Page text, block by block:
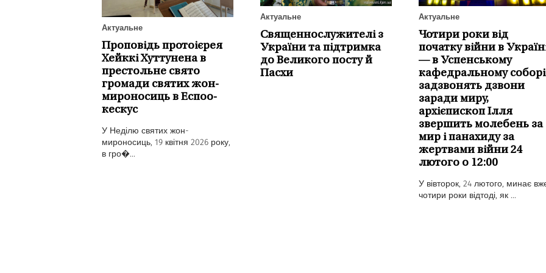
Актуальне
Проповідь протоієрея
Хейккі Хуттунена в
престольне свято
громади святих жон-
мироносиць в Еспоо-
кескус
У Неділю святих жон-
мироносиць, 19 квітня 2026 року,
в гро�...
Актуальне
Священнослужителі з
України та підтримка
до Великого посту й
Пасхи
Актуальне
Чотири роки від
початку війни в
— в Успенському
кафедральному соборі
задзвонять дзвони
заради миру,
архієпископ Ілля
звершить молебень за
мир і панахиду за
жертвами війни 24
лютого о 12:00
У вівторок, 24 лютого, минає
чотири роки відтоді, як ...